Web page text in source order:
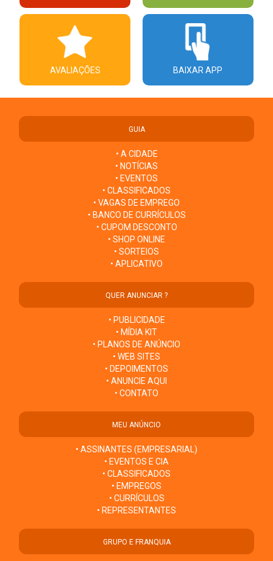
AVALIAÇÕES BAIXAR APP
GUIA
• A CIDADE
• NOTÍCIAS
• EVENTOS
• CLASSIFICADOS
• VAGAS DE EMPREGO
• BANCO DE CURRÍCULOS
• CUPOM DESCONTO
• SHOP ONLINE
• SORTEIOS
• APLICATIVO
QUER ANUNCIAR ?
• PUBLICIDADE
• MÍDIA KIT
• PLANOS DE ANÚNCIO
• WEB SITES
• DEPOIMENTOS
• ANUNCIE AQUI
• CONTATO
MEU ANÚNCIO
• ASSINANTES (EMPRESARIAL)
• EVENTOS E CIA
• CLASSIFICADOS
• EMPREGOS
• CURRÍCULOS
• REPRESENTANTES
GRUPO E FRANQUIA